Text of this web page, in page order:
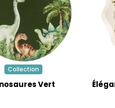
Collection
Vert